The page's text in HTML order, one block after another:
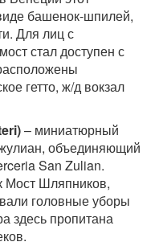
башенок-шпилей,
Для лиц с
стал доступен с
гетто, ж/д вокзал
– миниатюрный
объединяющий
San Zulian.
Мост Шляпников,
головные уборы
здесь пропитана